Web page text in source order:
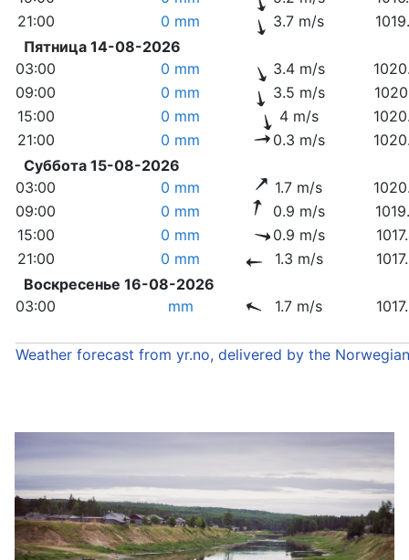
21:00
0 mm 3.7 m/s
Пятница 14-08-2026
03:00
0 mm 3.4 m/s
09:00
0 mm 3.5 m/s
15:00
0 mm 4 m/s
21:00
0 mm 0.3 m/s
Суббота 15-08-2026
03:00
0 mm 1.7 m/s
09:00
0 mm 0.9 m/s
15:00
0 mm 0.9 m/s
21:00
0 mm 1.3 m/s
Воскресенье 16-08-2026
03:00
mm 1.7 m/s
Weather forecast from yr.no, delivered by the